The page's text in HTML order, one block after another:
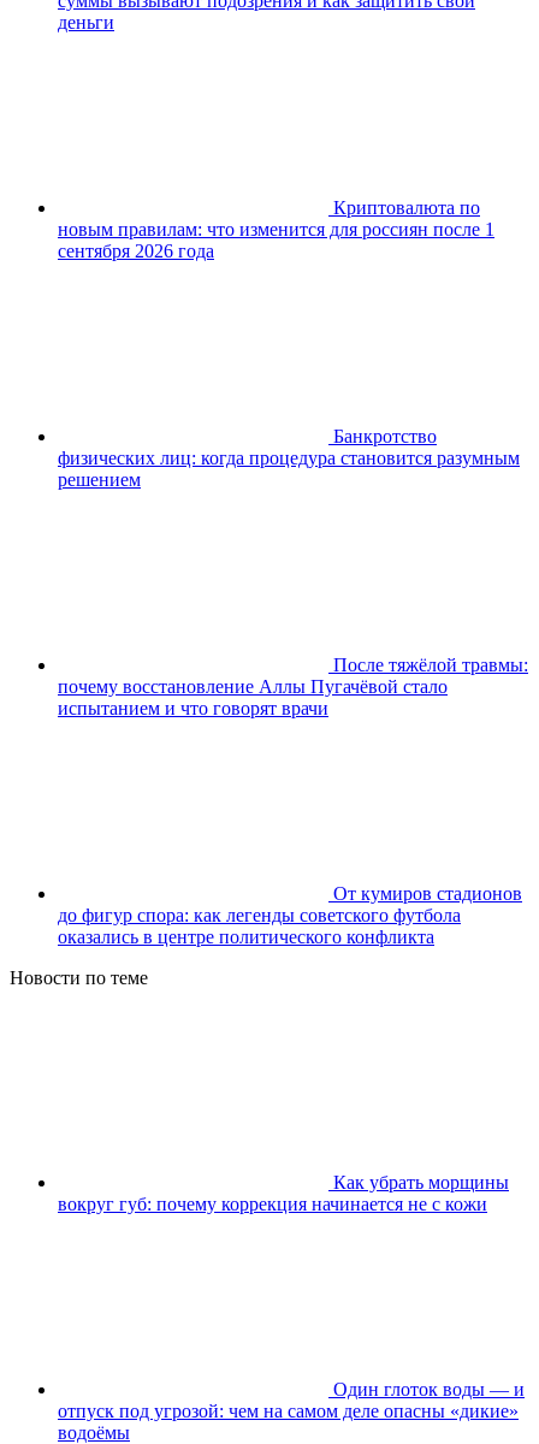
деньги
Криптовалюта по
новым правилам: что изменится для россиян после 1
сентября 2026 года
Банкротство
физических лиц: когда процедура становится разумным
решением
После тяжёлой травмы:
почему восстановление Аллы Пугачёвой стало
испытанием и что говорят врачи
От кумиров стадионов
до фигур спора: как легенды советского футбола
оказались в центре политического конфликта
Новости по теме
Как убрать морщины
вокруг губ: почему коррекция начинается не с кожи
Один глоток воды — и
отпуск под угрозой: чем на самом деле опасны «дикие»
водоёмы